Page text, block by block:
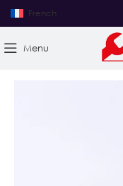
French
Menu